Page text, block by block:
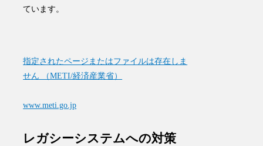
ています。
指定されたページまたはファイルは存在しま
せん （METI/経済産業省）
www.meti.go.jp
レガシーシステムへの対策